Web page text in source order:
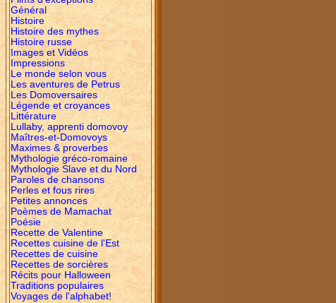
Général
Histoire
Histoire des mythes
Histoire russe
Images et Vidéos
Impressions
Le monde selon vous
Les aventures de Petrus
Les Domoversaires
Légende et croyances
Littérature
Lullaby, apprenti domovoy
Maîtres-et-Domovoys
Maximes & proverbes
Mythologie gréco-romaine
Mythologie Slave et du Nord
Paroles de chansons
Perles et fous rires
Petites annonces
Poèmes de Mamachat
Poésie
Recette de Valentine
Recettes cuisine de l'Est
Recettes de cuisine
Recettes de sorcières
Récits pour Halloween
Traditions populaires
Voyages de l'alphabet!